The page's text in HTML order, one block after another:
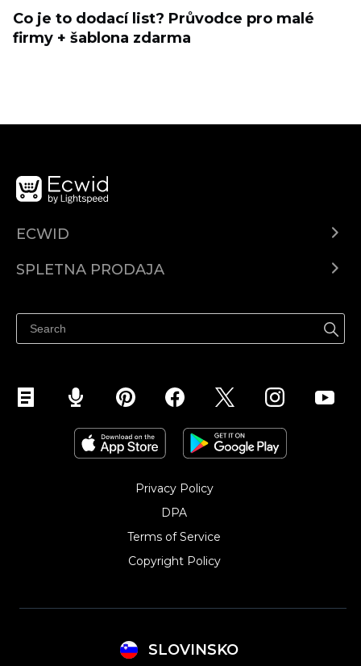
Co je to dodací list? Průvodce pro malé
firmy + šablona zdarma
ECWID
SPLETNA PRODAJA
Prodaja na Instagramu
Privacy Policy
DPA
Terms of Service
Copyright Policy‎
SLOVINSKO